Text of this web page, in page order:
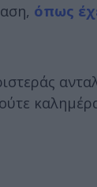
όπως